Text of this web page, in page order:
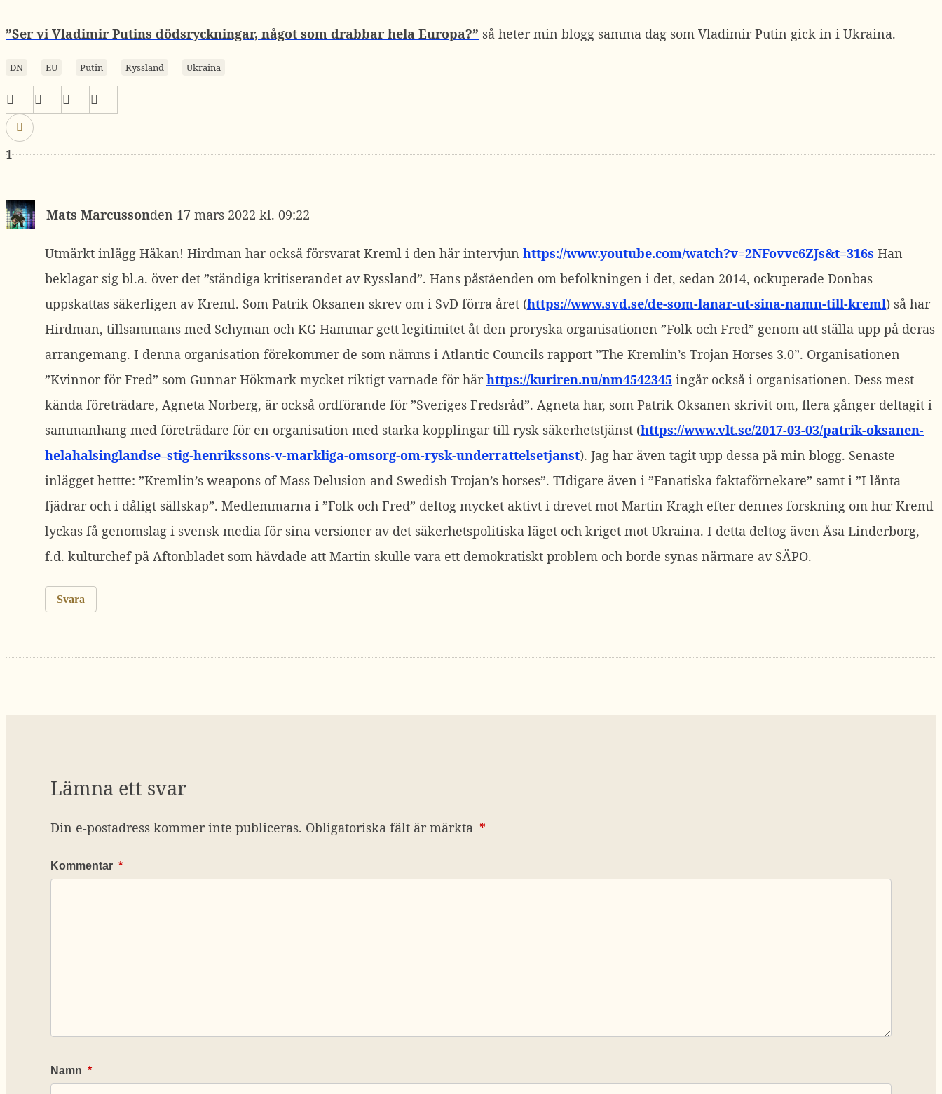
”Ser vi Vladimir Putins dödsryckningar, något som drabbar hela Europa?” så heter min blogg samma dag som Vladimir Putin gick in i Ukraina.
DN EU Putin Ryssland Ukraina
1
Mats Marcusson 17 mars 2022 kl. 09:22
Utmärkt inlägg Håkan! Hirdman har också försvarat Kreml i den här intervjun https://www.youtube.com/watch?v=2NFovvc6ZJs&t=316s Han
beklagar sig bl.a. över det ”ständiga kritiserandet av Ryssland”. Hans påståenden om befolkningen i det, sedan 2014, ockuperade Donbas
uppskattas säkerligen av Kreml. Som Patrik Oksanen skrev om i SvD förra året (https://www.svd.se/de-som-lanar-ut-sina-namn-till-kreml) så har
Hirdman, tillsammans med Schyman och KG Hammar gett legitimitet åt den proryska organisationen ”Folk och Fred” genom att ställa upp på deras
arrangemang. I denna organisation förekommer de som nämns i Atlantic Councils rapport ”The Kremlin’s Trojan Horses 3.0”. Organisationen
”Kvinnor för Fred” som Gunnar Hökmark mycket riktigt varnade för här https://kuriren.nu/nm4542345 ingår också i organisationen. Dess mest
kända företrädare, Agneta Norberg, är också ordförande för ”Sveriges Fredsråd”. Agneta har, som Patrik Oksanen skrivit om, flera gånger deltagit i
sammanhang med företrädare för en organisation med starka kopplingar till rysk säkerhetstjänst (https://www.vlt.se/2017-03-03/patrik-oksanen-
helahalsinglandse–stig-henrikssons-v-markliga-omsorg-om-rysk-underrattelsetjanst). Jag har även tagit upp dessa på min blogg. Senaste
inlägget hettte: ”Kremlin’s weapons of Mass Delusion and Swedish Trojan’s horses”. TIdigare även i ”Fanatiska faktaförnekare” samt i ”I lånta
fjädrar och i dåligt sällskap”. Medlemmarna i ”Folk och Fred” deltog mycket aktivt i drevet mot Martin Kragh efter dennes forskning om hur Kreml
lyckas få genomslag i svensk media för sina versioner av det säkerhetspolitiska läget och kriget mot Ukraina. I detta deltog även Åsa Linderborg,
f.d. kulturchef på Aftonbladet som hävdade att Martin skulle vara ett demokratiskt problem och borde synas närmare av SÄPO.
Svara
Lämna ett svar
Din e-postadress kommer inte publiceras. Obligatoriska fält är märkta *
Kommentar *
Namn *